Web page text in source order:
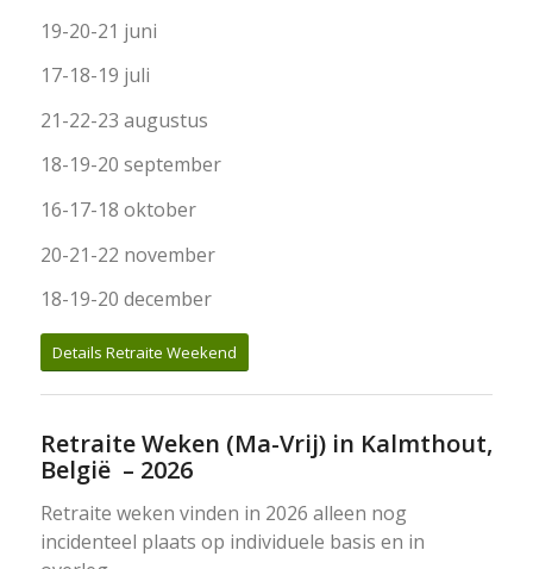
19-20-21 juni
17-18-19 juli
21-22-23 augustus
18-19-20 september
16-17-18 oktober
20-21-22 november
18-19-20 december
Details Retraite Weekend
Retraite Weken (Ma-Vrij) in Kalmthout,
België – 2026
Retraite weken vinden in 2026 alleen nog
incidenteel plaats op individuele basis en in